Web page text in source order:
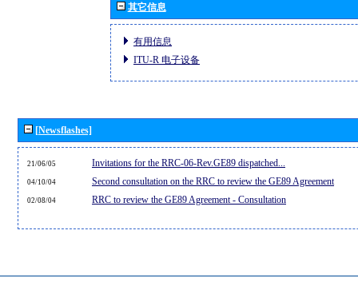
其它信息
有用信息
ITU-R 电子设备
[Newsflashes]
21/06/05 Invitations for the RRC-06-Rev.GE89 dispatched...
04/10/04 Second consultation on the RRC to review the GE89 Agreement
02/08/04 RRC to review the GE89 Agreement - Consultation